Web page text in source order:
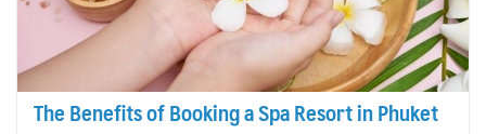
The Benefits of Booking a Spa Resort in Phuket